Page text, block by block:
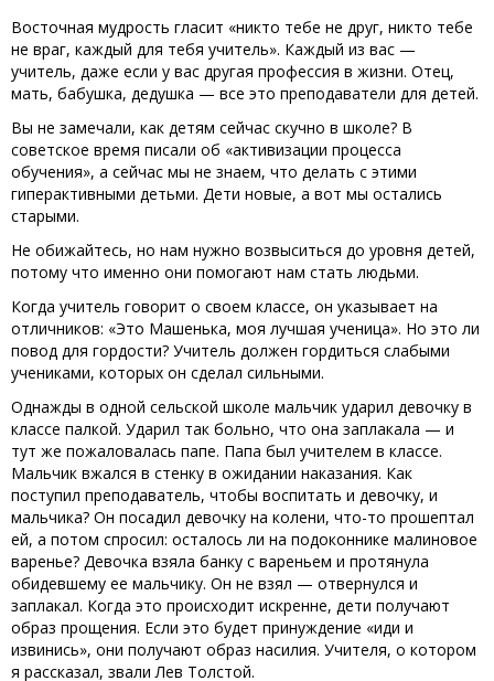
Восточная мудрость гласит «никто тебе не друг, никто тебе
не враг, каждый для тебя учитель». Каждый из вас —
учитель, даже если у вас другая профессия в жизни. Отец,
мать, бабушка, дедушка — все это преподаватели для детей.
Вы не замечали, как детям сейчас скучно в школе? В
советское время писали об «активизации процесса
обучения», а сейчас мы не знаем, что делать с этими
гиперактивными детьми. Дети новые, а вот мы остались
старыми.
Не обижайтесь, но нам нужно возвыситься до уровня детей,
потому что именно они помогают нам стать людьми.
Когда учитель говорит о своем классе, он указывает на
отличников: «Это Машенька, моя лучшая ученица». Но это ли
повод для гордости? Учитель должен гордиться слабыми
учениками, которых он сделал сильными.
Однажды в одной сельской школе мальчик ударил девочку в
классе палкой. Ударил так больно, что она заплакала — и
тут же пожаловалась папе. Папа был учителем в классе.
Мальчик вжался в стенку в ожидании наказания. Как
поступил преподаватель, чтобы воспитать и девочку, и
мальчика? Он посадил девочку на колени, что-то прошептал
ей, а потом спросил: осталось ли на подоконнике малиновое
варенье? Девочка взяла банку с вареньем и протянула
обидевшему ее мальчику. Он не взял — отвернулся и
заплакал. Когда это происходит искренне, дети получают
образ прощения. Если это будет принуждение «иди и
извинись», они получают образ насилия. Учителя, о котором
я рассказал, звали Лев Толстой.